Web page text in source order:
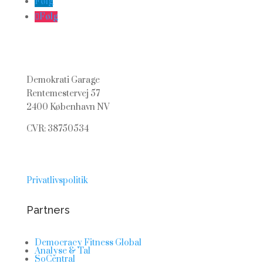
Følg
Demokrati Garage
Rentemestervej 57
2400 København NV
CVR: 38750534
Privatlivspolitik
Partners
Democracy Fitness Global
Analyse & Tal
SoCentral